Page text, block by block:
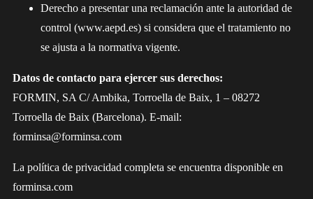
Derecho a presentar una reclamación ante la autoridad de
control (www.aepd.es) si considera que el tratamiento no
se ajusta a la normativa vigente.
Datos de contacto para ejercer sus derechos:
FORMIN, SA C/ Ambika, Torroella de Baix, 1 – 08272
Torroella de Baix (Barcelona). E-mail:
forminsa@forminsa.com
La política de privacidad completa se encuentra disponible en
forminsa.com